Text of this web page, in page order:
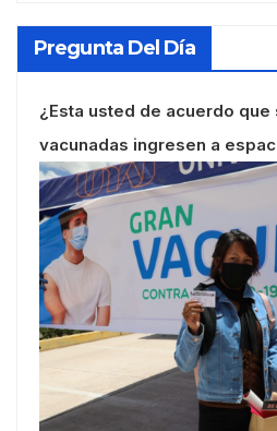
Pregunta Del Día
¿Esta usted de acuerdo
vacunadas ingresen a